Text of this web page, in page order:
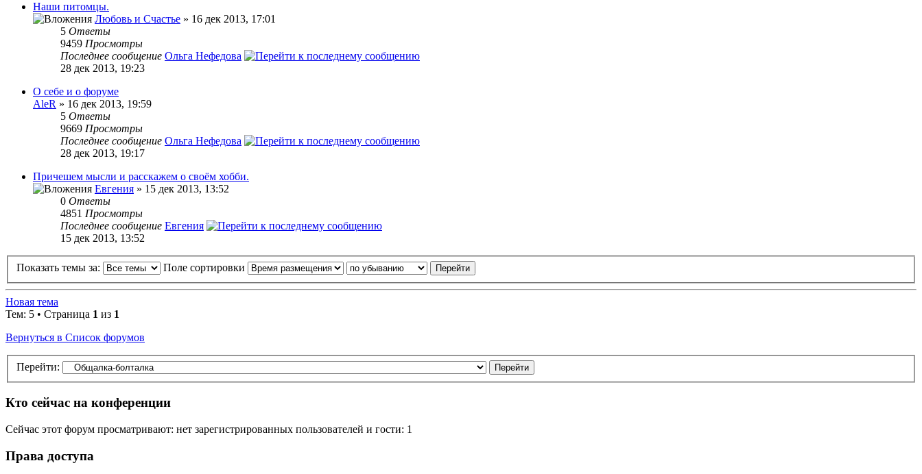
Наши питомцы.
Любовь и Счастье » 16 дек 2013, 17:01
5 Ответы
9459 Просмотры
Последнее сообщение Ольга Нефедова
28 дек 2013, 19:23
О себе и о форуме
AleR » 16 дек 2013, 19:59
5 Ответы
9669 Просмотры
Последнее сообщение Ольга Нефедова
28 дек 2013, 19:17
Причешем мысли и расскажем о своём хобби.
Евгения » 15 дек 2013, 13:52
0 Ответы
4851 Просмотры
Последнее сообщение Евгения
15 дек 2013, 13:52
Показать темы за: Поле сортировки
Новая тема
Тем: 5 • Страница 1 из 1
Вернуться в Список форумов
Перейти:
Кто сейчас на конференции
Сейчас этот форум просматривают: нет зарегистрированных пользователей и гости: 1
Права доступа